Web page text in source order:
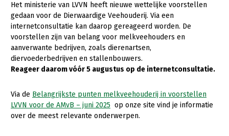
Gezonde planten
Gezonde dieren
Natuur, klimaat en energie
Bodem en water
Mens, ondernemerschap en onderwijs
Internationaal
Het ministerie van LVVN heeft nieuwe wettelijke voorstellen
gedaan voor de Dierwaardige Veehouderij. Via een
internetconsultatie kan daarop gereageerd worden. De
voorstellen zijn van belang voor melkveehouders en
aanverwante bedrijven, zoals dierenartsen,
diervoederbedrijven en stallenbouwers.
Reageer daarom vóór 5 augustus op de internetconsultatie.
Via de Belangrijkste punten melkveehouderij in voorstellen
LVVN voor de AMvB – juni 2025 op onze site vind je informatie
over de meest relevante onderwerpen.